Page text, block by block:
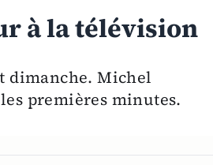
à la télévision
dimanche. Michel
premières minutes.